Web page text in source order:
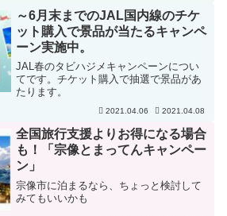
～6月末までのJAL国内線のチケ
ット購入で景品が当たるキャンペ
ーン実施中。
JAL春のタビハジメキャンペーンについ
てです。チケット購入で抽選で景品があ
たります。
2021.04.06 2021.04.08
全国旅行支援よりお得になる場合
も！「宗像とまってんキャンペー
ン」
宗像市に泊まるなら、ちょっと検討して
みてもいいかも